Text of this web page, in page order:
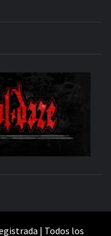
| Todos los